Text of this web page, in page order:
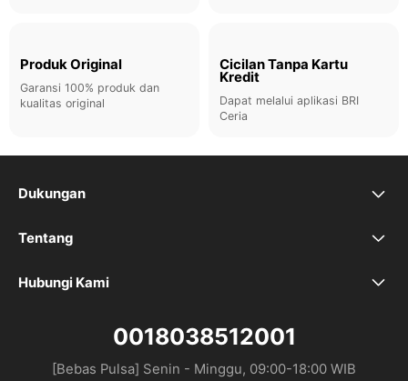
Produk Original
Garansi 100% produk dan
kualitas original
Cicilan Tanpa Kartu
Kredit
Dapat melalui aplikasi BRI
Ceria
Dukungan
FAQ
Tempat Pusat Perbaikan
Tentang
Brand Kami
Hubungi Kami
0018038512001
[Bebas Pulsa] Senin - Minggu, 09:00-18:00 WIB